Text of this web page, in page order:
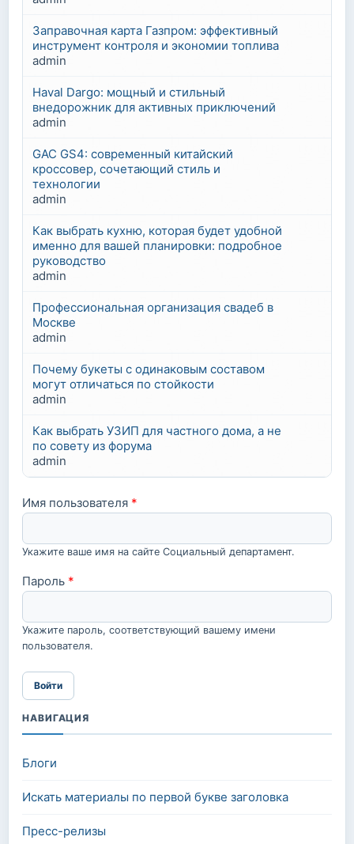
Заправочная карта Газпром: эффективный
инструмент контроля и экономии топлива
admin
Haval Dargo: мощный и стильный
внедорожник для активных приключений
admin
GAC GS4: современный китайский
кроссовер, сочетающий стиль и
технологии
admin
Как выбрать кухню, которая будет удобной
именно для вашей планировки: подробное
руководство
admin
Профессиональная организация свадеб в
Москве
admin
Почему букеты с одинаковым составом
могут отличаться по стойкости
admin
Как выбрать УЗИП для частного дома, а не
по совету из форума
admin
Имя пользователя *
Укажите ваше имя на сайте Социальный департамент.
Пароль *
Укажите пароль, соответствующий вашему имени
пользователя.
НАВИГАЦИЯ
Блоги
Искать материалы по первой букве заголовка
Пресс-релизы